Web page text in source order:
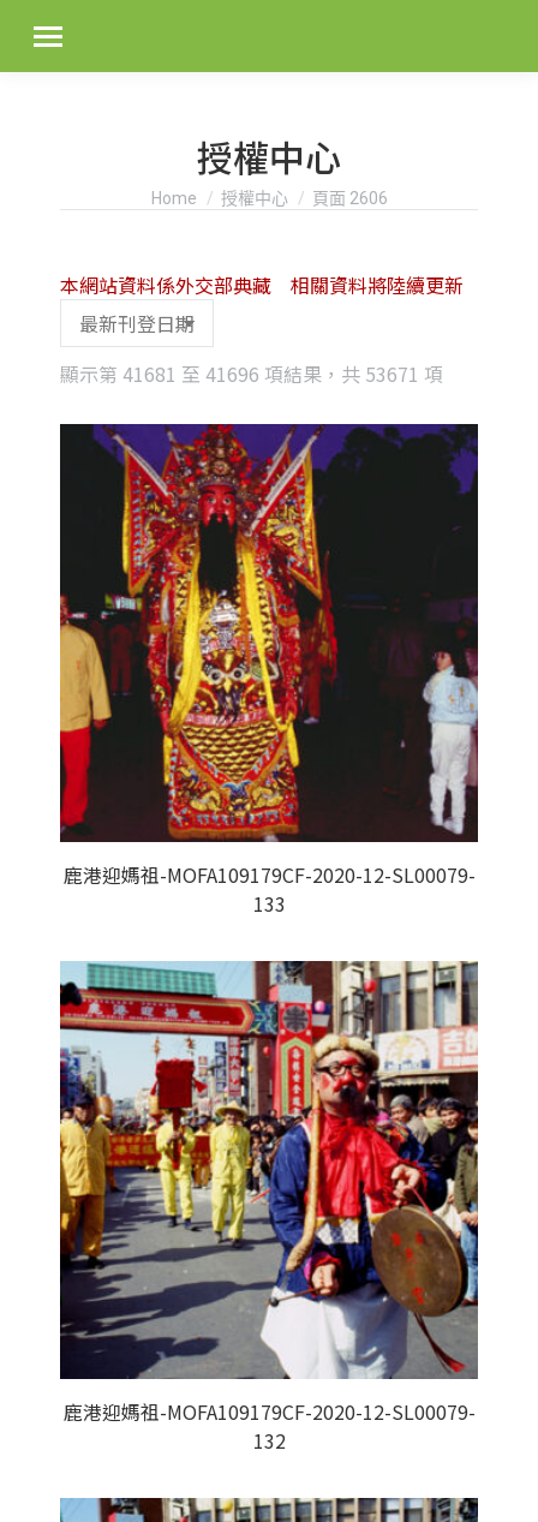
授權中心
You are here:
Home 授權中心 頁面 2606
顯示第 41681 至 41696 項結果，共 53671 項
latest
本網站資料係外交部典藏 相關資料將陸續更新
鹿港迎媽祖-MOFA109179CF-2020-12-SL00079-
133
鹿港迎媽祖-MOFA109179CF-2020-12-SL00079-
132